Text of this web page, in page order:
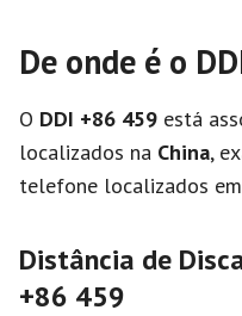
De onde é o
O DDI +86 459 está
localizados na China,
telefone localizados em
Distância de
+86 459